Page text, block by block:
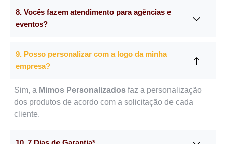
8. Vocês fazem atendimento para agências e
eventos?
9. Posso personalizar com a logo da minha
empresa?
Sim, a Mimos Personalizados faz a personalização
dos produtos de acordo com a solicitação de cada
cliente.